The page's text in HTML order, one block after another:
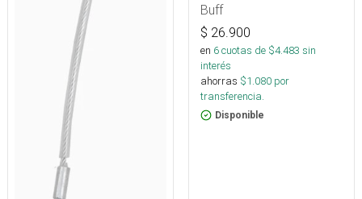
Buff
$ 26.900
en 6cuotas de $4.483 sin
interés
ahorras $1.080 por
transferencia.
Disponible